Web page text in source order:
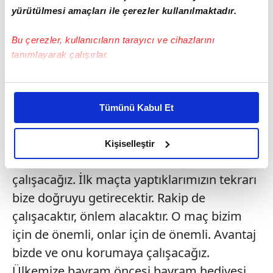
yürütülmesi amaçları ile çerezler kullanılmaktadır.
Bu çerezler, kullanıcıların tarayıcı ve cihazlarını
tanımlayarak çalışırlar.
Bu çerezlere izin vermeniz halinde sizlere özel
daha iyi reklam deneyimi yaşatabiliriz. Bunu yaparken
amacımızın size daha iyi bir reklam deneyimi sunmak
olduğunu ve sizlere en iyi içerikleri sunabilmek adına
elimizden gelen çabayı gösterdiğimizi ve bu noktada,
reklamların maliyetlerimizi karşılamak noktasında tek gelir
kalemimiz olduğunu sizlere hatırlatmak isteriz.
Her halükârda, kullanıcılar, bu çerezlere izin vermedikleri
takdirde, kullanıcılara hedefli reklamlar
gösterilmeyecektir."
Tümünü Kabul Et
Kişiselleştir
Liverpoolile oynanacak UEFA Şampiyonlar
Ligi Son 16 Turu rövanş maçına dair soruya
İrfan Saraloğlu, "Liverpool maçına da
çalışacağız. İlk maçta yaptıklarımızın tekrarı
bize doğruyu getirecektir. Rakip de
çalışacaktır, önlem alacaktır. O maç bizim
için de önemli, onlar için de önemli. Avantaj
bizde ve onu korumaya çalışacağız.